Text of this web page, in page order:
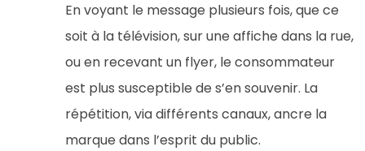
En voyant le message plusieurs fois, que ce
soit à la télévision, sur une affiche dans la rue,
ou en recevant un flyer, le consommateur
est plus susceptible de s’en souvenir. La
répétition, via différents canaux, ancre la
marque dans l’esprit du public.